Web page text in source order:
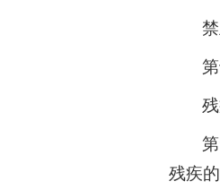
残疾